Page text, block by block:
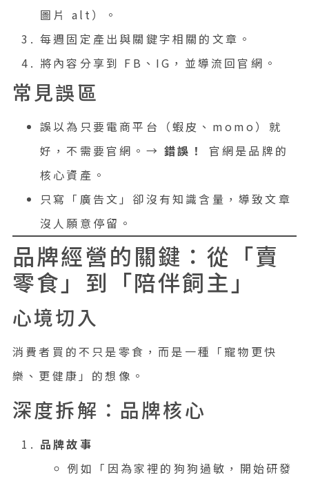
圖片 alt）。
每週固定產出與關鍵字相關的文章。
將內容分享到 FB、IG，並導流回官網。
常見誤區
誤以為只要電商平台（蝦皮、momo）就
好，不需要官網。→ 錯誤！
官網是品牌的
核心資產。
只寫「廣告文」卻沒有知識含量，導致文章
沒人願意停留。
品牌經營的關鍵：從「賣
零食」到「陪伴飼主」
心境切入
消費者買的不只是零食，而是一種「寵物更快
樂、更健康」的想像。
深度拆解：品牌核心
品牌故事
例如「因為家裡的狗狗過敏，開始研發